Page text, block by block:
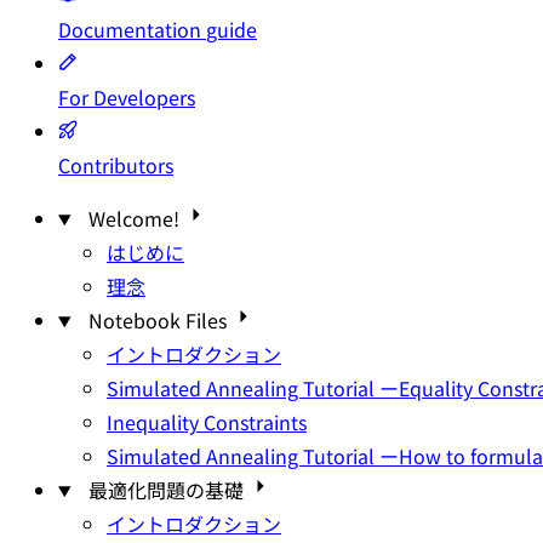
Documentation guide
For Developers
Contributors
Welcome!
はじめに
理念
Notebook Files
イントロダクション
Simulated Annealing Tutorial ーEquality
Inequality Constraints
Simulated Annealing Tutorial ーHow to
最適化問題の基礎
イントロダクション